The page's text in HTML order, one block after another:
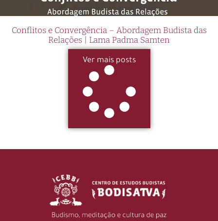
Conflitos e Convergência – Abordagem Budista das
Relações | Lama Padma Samten
Ver mais posts